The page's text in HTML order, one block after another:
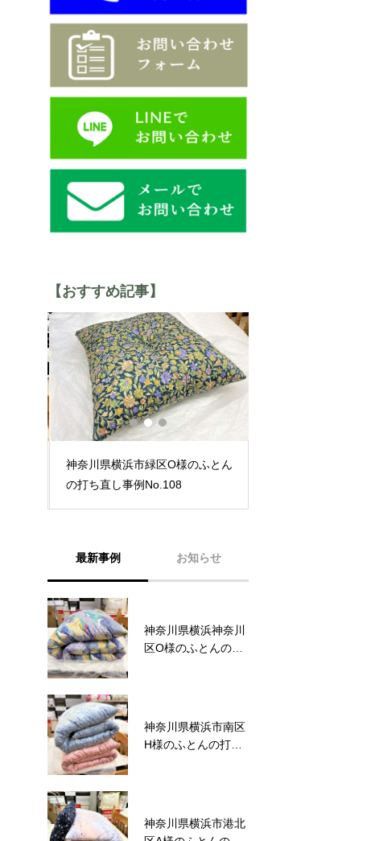
【おすすめ記事】
神奈川県横浜市緑区O様のふとん
の打ち直し事例No.108
最新事例 お知らせ
神奈川県横浜神奈川
区O様のふとんの打
神奈川県横浜市南区
H様のふとんの打ち
神奈川県横浜市港北
六角橋商店街プレミ
アム商品券完売いた
六角橋商店街プレミ
アム商品券のお知ら
サマーセール2026～